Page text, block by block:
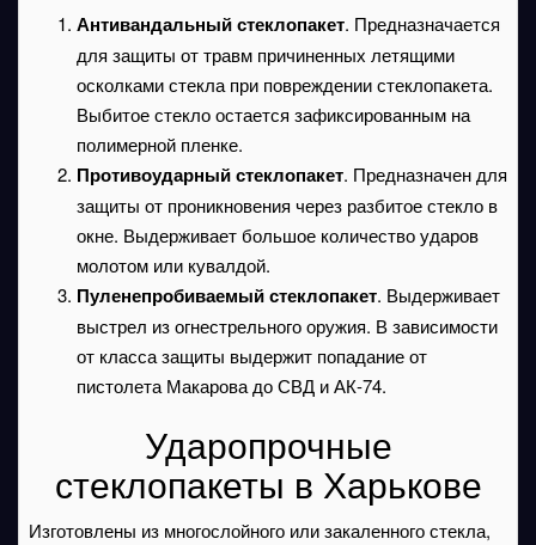
Антивандальный стеклопакет. Предназначается
для защиты от травм причиненных летящими
осколками стекла при повреждении стеклопакета.
Выбитое стекло остается зафиксированным на
полимерной пленке.
Противоударный стеклопакет. Предназначен для
защиты от проникновения через разбитое стекло в
окне. Выдерживает большое количество ударов
молотом или кувалдой.
Пуленепробиваемый стеклопакет. Выдерживает
выстрел из огнестрельного оружия. В зависимости
от класса защиты выдержит попадание от
пистолета Макарова до СВД и АК-74.
Ударопрочные
стеклопакеты в Харькове
Изготовлены из многослойного или закаленного стекла,